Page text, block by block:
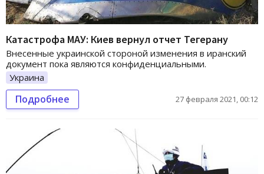
Катастрофа МАУ: Киев вернул отчет Тегерану
Внесенные украинской стороной изменения в иранский
документ пока являются конфиденциальными.
Украина
Подробнее 27 февраля 2021, 00:12